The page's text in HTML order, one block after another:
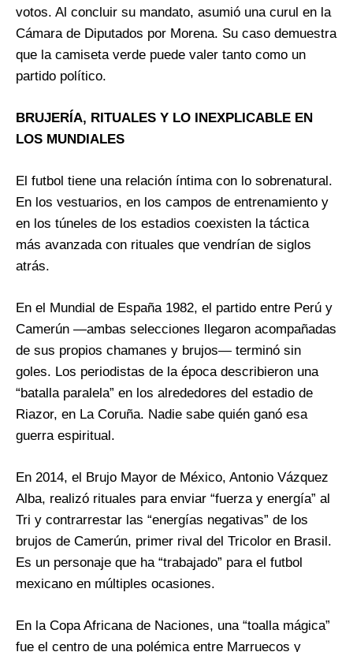
votos. Al concluir su mandato, asumió una curul en la
Cámara de Diputados por Morena. Su caso demuestra
que la camiseta verde puede valer tanto como un
partido político.
BRUJERÍA, RITUALES Y LO INEXPLICABLE EN
LOS MUNDIALES
El futbol tiene una relación íntima con lo sobrenatural.
En los vestuarios, en los campos de entrenamiento y
en los túneles de los estadios coexisten la táctica
más avanzada con rituales que vendrían de siglos
atrás.
En el Mundial de España 1982, el partido entre Perú y
Camerún —ambas selecciones llegaron acompañadas
de sus propios chamanes y brujos— terminó sin
goles. Los periodistas de la época describieron una
“batalla paralela” en los alrededores del estadio de
Riazor, en La Coruña. Nadie sabe quién ganó esa
guerra espiritual.
En 2014, el Brujo Mayor de México, Antonio Vázquez
Alba, realizó rituales para enviar “fuerza y energía” al
Tri y contrarrestar las “energías negativas” de los
brujos de Camerún, primer rival del Tricolor en Brasil.
Es un personaje que ha “trabajado” para el futbol
mexicano en múltiples ocasiones.
En la Copa Africana de Naciones, una “toalla mágica”
fue el centro de una polémica entre Marruecos y